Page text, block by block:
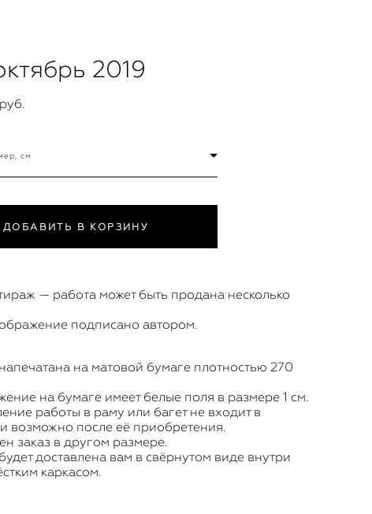
2019
см
ДОБАВИТЬ В КОРЗИНУ
— работа может быть продана несколько
подписано автором.
на матовой бумаге плотностью 270
на бумаге имеет белые поля в размере 1 см.
работы в раму или багет не входит в
возможно после её приобретения.
заказв другом размере.
доставлена вам в свёрнутом виде внутри
каркасом.